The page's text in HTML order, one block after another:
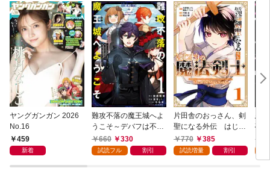
ヤングガンガン 2026
No.16
459
新着
難攻不落の魔王城へよ
うこそ～デバフは不要
と勇者パーティーを追
い出された黒魔導士、
660 330
試読フル 割引
片田舎のおっさん、剣
聖になる外伝 はじま
りの魔法剣士 1巻
770 385
試読増量 割引
悪
破
叩
つ
か